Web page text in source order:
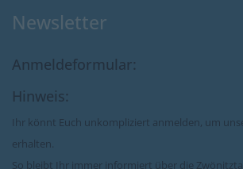
Newsletter
Anmeldeformular:
Hinweis:
Ihr könnt Euch unkompliziert anmelden, um
erhalten.
So bleibt Ihr immer informiert über die